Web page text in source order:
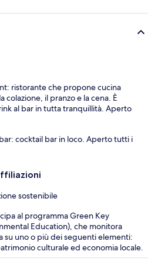
ristorante che propone cucina
colazione, il pranzo e la cena. È
al bar in tutta tranquillità. Aperto
cocktail bar in loco. Aperto tutti i
sostenibile
al programma Green Key
Education), che monitora
su uno o più dei seguenti elementi:
culturale ed economia locale.